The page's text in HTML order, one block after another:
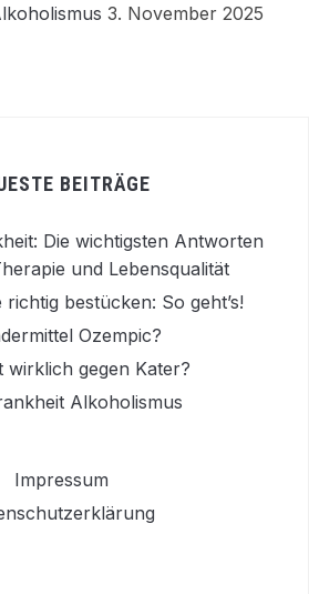
3. November 2025
BEITRÄGE
Die wichtigsten Antworten
und Lebensqualität
bestücken: So geht’s!
Ozempic?
wirklich gegen Kater?
Alkoholismus
Impressum